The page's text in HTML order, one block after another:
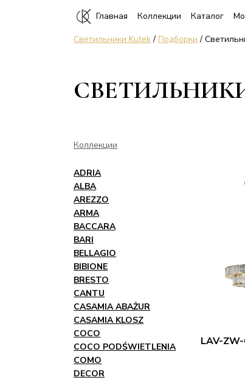
Главная Коллекции Каталог
Светильники Kutek/Подборки /
Коллекции
ADRIA
ALBA
AREZZO
ARMA
BACCARA
BARI
BELLAGIO
BIBIONE
BRESTO
CANTU
CASAMIA ABAŻUR
CASAMIA KLOSZ
COCO
COCO PODŚWIETLENIA
COMO
DECOR
LAV-